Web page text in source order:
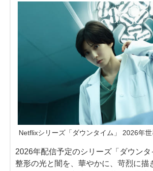
Netflixシリーズ「ダウンタイム」 2026年
2026年配信予定のシリーズ「ダウン
整形の光と闇を、華やかに、苛烈に描